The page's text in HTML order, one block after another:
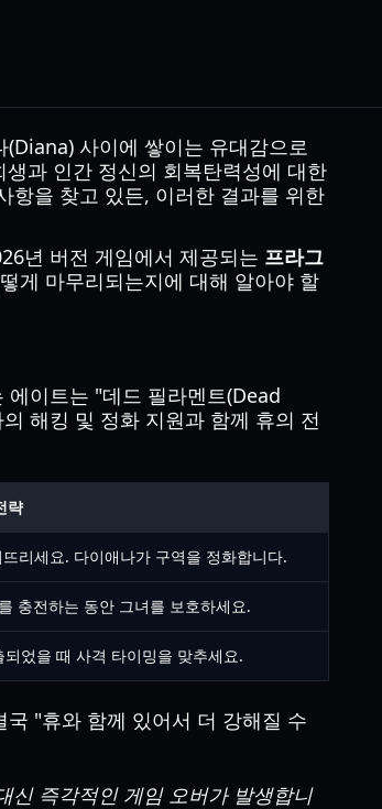
사이에 쌓이는 유대감으로
과 인간 정신의 회복탄력성에 대한
항을 찾고 있든, 이러한 결과를 위한
년 버전 게임에서 제공되는 프라그
게 마무리되는지에 대해 알아야 할
이트는 "데드 필라멘트(Dead
해킹 및 정화 지원과 함께 휴의 전
략
리세요. 다이애나가 구역을 정화합니다.
충전하는 동안 그녀를 보호하세요.
었을 때 사격 타이밍을 맞추세요.
"휴와 함께 있어서 더 강해질 수
신 즉각적인 게임 오버가 발생합니